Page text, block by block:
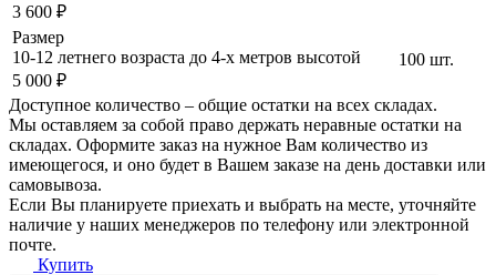
3 600 ₽
Размер
10-12 летнего возраста до 4-х метров высотой
5 000 ₽
100 шт.
Доступное количество – общие остатки на всех складах.
Мы оставляем за собой право держать неравные остатки на
складах. Оформите заказ на нужное Вам количество из
имеющегося, и оно будет в Вашем заказе на день доставки или
самовывоза.
Если Вы планируете приехать и выбрать на месте, уточняйте
наличие у наших менеджеров по телефону или электронной
почте.
Купить